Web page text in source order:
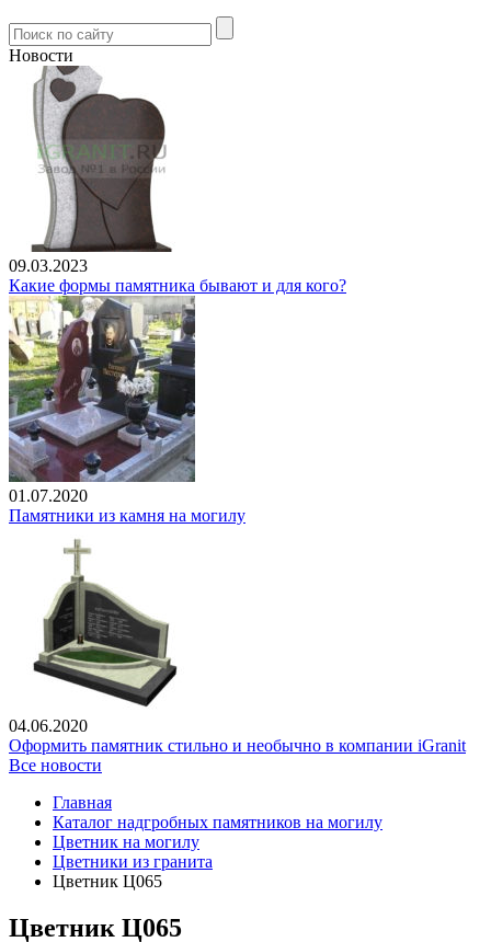
Новости
09.03.2023
Какие формы памятника бывают и для кого?
01.07.2020
Памятники из камня на могилу
04.06.2020
Оформить памятник стильно и необычно в компании iGranit
Все новости
Главная
Каталог надгробных памятников на могилу
Цветник на могилу
Цветники из гранита
Цветник Ц065
Цветник Ц065